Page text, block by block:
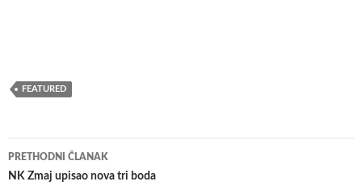
FEATURED
Navigacija
članaka
PRETHODNI ČLANAK
NK Zmaj upisao nova tri boda